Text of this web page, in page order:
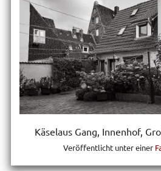
Käselaus Gang, Innen­hof,
Veröffentlicht unter einer